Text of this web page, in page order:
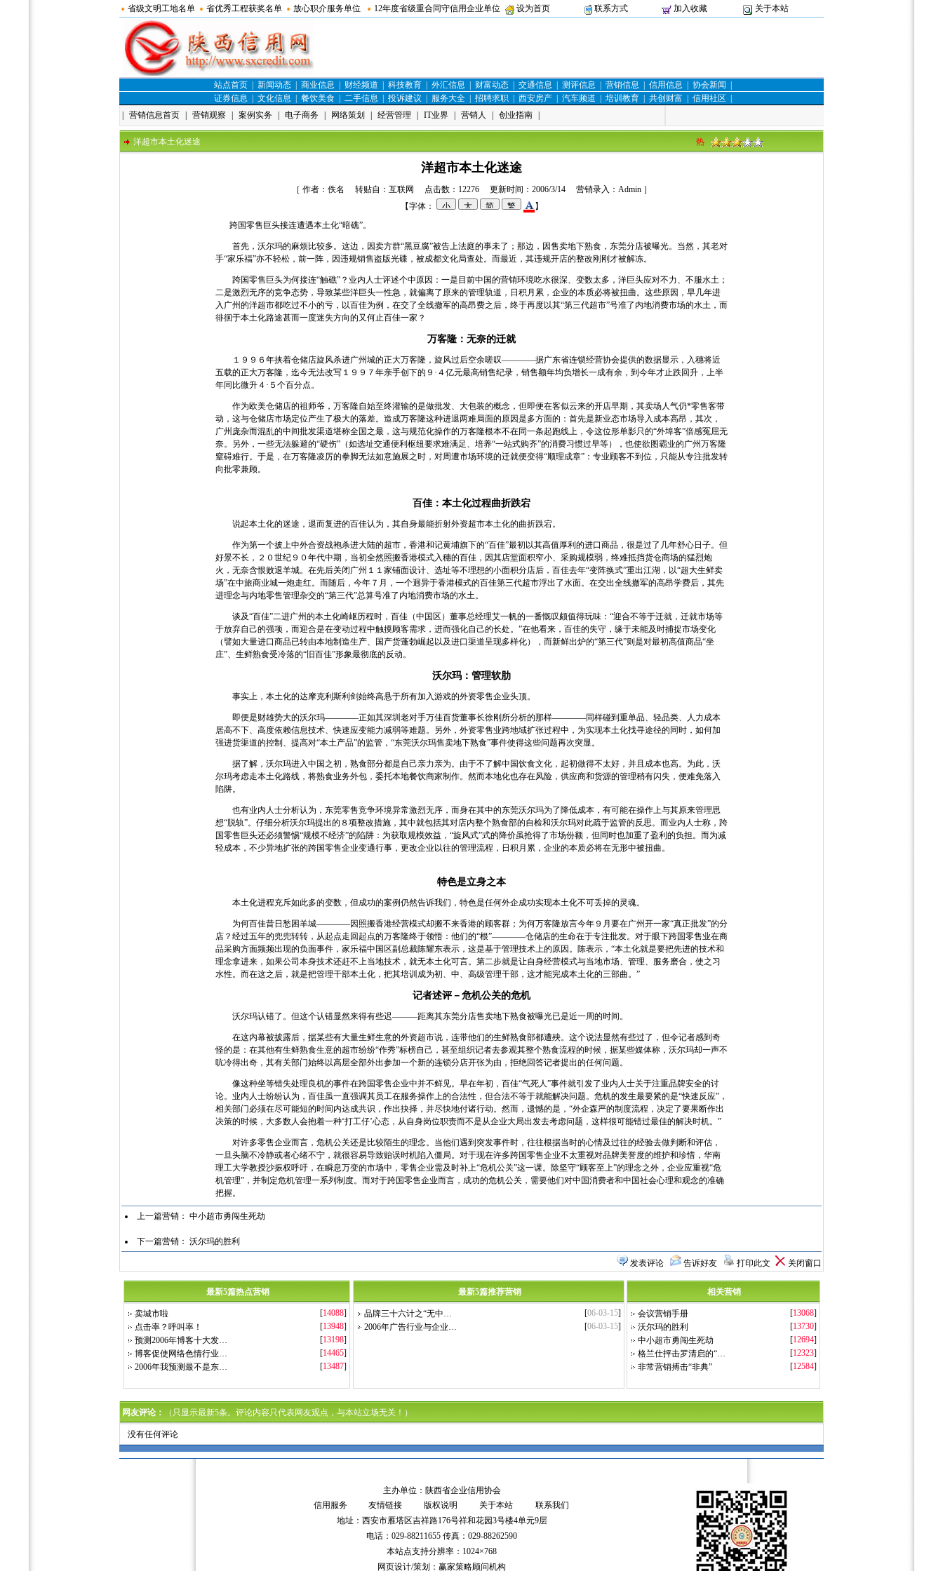
省级文明工地名单 省优秀工程获奖名单 放心职介服务单位 12年度省级重合同守信用企业单位 设为首页 联系方式 加入收藏 关于本站
站点首页 新闻动态 商业信息 财经频道 科技教育 外汇信息 财富动态 交通信息 测评信息 营销信息 信用信息 协会新闻
证券信息
文化信息 餐饮美食 二手信息 投诉建议 服务大全 招聘求职 西安房产 汽车频道 培训教育 共创财富 信用社区
营销信息首页 营销观察 案例实务 电子商务 网络策划 经营管理 IT业界 营销人 创业指南
洋超市本土化迷途 热
洋超市本土化迷途
［ 作者：佚名 转贴自：互联网 点击数：12276 更新时间：2006/3/14 营销录入： Admin］
【字体：
】
跨国零售巨头接连遭遇本土化“暗礁”。
首先，沃尔玛的麻烦比较多。这边，因卖方群“黑豆腐”被告上法庭的事未了；那边，因售卖地下熟食，东莞分店被曝光。当然，其老对
手“家乐福”亦不轻松，前一阵，因违规销售盗版光碟，被成都文化局查处。而最近，其违规开店的整改刚刚才被解冻。
跨国零售巨头为何接连“触礁”？业内人士评述个中原因：一是目前中国的营销环境吃水很深、变数太多，洋巨头应对不力、不服水土；
二是激烈无序的竞争态势，导致某些洋巨头一性急，就偏离了原来的管理轨道，日积月累，企业的本质必将被扭曲。这些原因，早几年进
入广州的洋超市都吃过不小的亏，以百佳为例，在交了全线撤军的高昂费之后，终于再度以其“第三代超市”号准了内地消费市场的水土，而
徘徊于本土化路途甚而一度迷失方向的又何止百佳一家？
万客隆：无奈的迁就
１９９６年挟着仓储店旋风杀进广州城的正大万客隆，旋风过后空余嗟叹————据广东省连锁经营协会提供的数据显示，入穗将近
五载的正大万客隆，迄今无法改写１９９７年亲手创下的９·４亿元最高销售纪录，销售额年均负增长一成有余，到今年才止跌回升，上半
年同比微升４·５个百分点。
作为欧美仓储店的祖师爷，万客隆自始至终灌输的是做批发、大包装的概念，但即便在客似云来的开店早期，其卖场人气仍*零售客带
动，这与仓储店市场定位产生了极大的落差。造成万客隆这种进退两难局面的原因是多方面的：首先是新业态市场导入成本高昂，其次，
广州庞杂而混乱的中间批发渠道堪称全国之最，这与规范化操作的万客隆根本不在同一条起跑线上，令这位形单影只的“外埠客”倍感冤屈无
奈。另外，一些无法躲避的“硬伤”（如选址交通便利枢纽要求难满足、培养“一站式购齐”的消费习惯过早等），也使欲图霸业的广州万客隆
窒碍难行。于是，在万客隆凌厉的拳脚无法如意施展之时，对周遭市场环境的迁就便变得“顺理成章”：专业顾客不到位，只能从专注批发转
向批零兼顾。
百佳：本土化过程曲折跌宕
说起本土化的迷途，退而复进的百佳认为，其自身最能折射外资超市本土化的曲折跌宕。
作为第一个披上中外合资战袍杀进大陆的超市，香港和记黄埔旗下的“百佳”最初以其高值厚利的进口商品，很是过了几年舒心日子。但
好景不长，２０世纪９０年代中期，当初全然照搬香港模式入穗的百佳，因其店堂面积窄小、采购规模弱，终难抵挡货仓商场的猛烈炮
火，无奈含恨败退羊城。在先后关闭广州１１家铺面设计、选址等不理想的小面积分店后，百佳去年“变阵换式”重出江湖，以“超大生鲜卖
场”在中旅商业城一炮走红。而随后，今年７月，一个迥异于香港模式的百佳第三代超市浮出了水面。在交出全线撤军的高昂学费后，其先
进理念与内地零售管理杂交的“第三代”总算号准了内地消费市场的水土。
谈及“百佳”二进广州的本土化崎岖历程时，百佳（中国区）董事总经理艾一帆的一番慨叹颇值得玩味：“迎合不等于迁就，迁就市场等
于放弃自己的强项，而迎合是在变动过程中触摸顾客需求，进而强化自己的长处。”在他看来，百佳的失守，缘于未能及时捕捉市场变化
（譬如大量进口商品已转由本地制造生产、国产货蓬勃崛起以及进口渠道呈现多样化），而新鲜出炉的“第三代”则是对最初高值商品“坐
庄”、生鲜熟食受冷落的“旧百佳”形象最彻底的反动。
沃尔玛：管理软肋
事实上，本土化的达摩克利斯利剑始终高悬于所有加入游戏的外资零售企业头顶。
即便是财雄势大的沃尔玛————正如其深圳老对手万佳百货董事长徐刚所分析的那样————同样碰到重单品、轻品类、人力成本
居高不下、高度依赖信息技术、快速应变能力减弱等难题。另外，外资零售业跨地域扩张过程中，为实现本土化找寻途径的同时，如何加
强进货渠道的控制、提高对“本土产品”的监管，“东莞沃尔玛售卖地下熟食”事件使得这些问题再次突显。
据了解，沃尔玛进入中国之初，熟食部分都是自己亲力亲为。由于不了解中国饮食文化，起初做得不太好，并且成本也高。为此，沃
尔玛考虑走本土化路线，将熟食业务外包，委托本地餐饮商家制作。然而本地化也存在风险，供应商和货源的管理稍有闪失，便难免落入
陷阱。
也有业内人士分析认为，东莞零售竞争环境异常激烈无序，而身在其中的东莞沃尔玛为了降低成本，有可能在操作上与其原来管理思
想“脱轨”。仔细分析沃尔玛提出的８项整改措施，其中就包括其对店内整个熟食部的自检和沃尔玛对此疏于监管的反思。而业内人士称，跨
国零售巨头还必须警惕“规模不经济”的陷阱：为获取规模效益，“旋风式”式的降价虽抢得了市场份额，但同时也加重了盈利的负担。而为减
轻成本，不少异地扩张的跨国零售企业变通行事，更改企业以往的管理流程，日积月累，企业的本质必将在无形中被扭曲。
特色是立身之本
本土化进程充斥如此多的变数，但成功的案例仍然告诉我们，特色是任何外企成功实现本土化不可丢掉的灵魂。
为何百佳昔日愁困羊城————因照搬香港经营模式却搬不来香港的顾客群；为何万客隆放言今年９月要在广州开一家“真正批发”的分
店？经过五年的兜兜转转，从起点走回起点的万客隆终于领悟：他们的“根”————仓储店的生命在于专注批发。对于眼下跨国零售业在商
品采购方面频频出现的负面事件，家乐福中国区副总裁陈耀东表示，这是基于管理技术上的原因。陈表示，“本土化就是要把先进的技术和
理念拿进来，如果公司本身技术还赶不上当地技术，就无本土化可言。第二步就是让自身经营模式与当地市场、管理、服务磨合，使之习
水性。而在这之后，就是把管理干部本土化，把其培训成为初、中、高级管理干部，这才能完成本土化的三部曲。”
记者述评－危机公关的危机
沃尔玛认错了。但这个认错显然来得有些迟———距离其东莞分店售卖地下熟食被曝光已是近一周的时间。
在这内幕被披露后，据某些有大量生鲜生意的外资超市说，连带他们的生鲜熟食部都遭殃。这个说法显然有些过了，但令记者感到奇
怪的是：在其他有生鲜熟食生意的超市纷纷“作秀”标榜自己，甚至组织记者去参观其整个熟食流程的时候，据某些媒体称，沃尔玛却一声不
吭冷得出奇，其有关部门始终以高层全部外出参加一个新的连锁分店开张为由，拒绝回答记者提出的任何问题。
像这种坐等错失处理良机的事件在跨国零售企业中并不鲜见。早在年初，百佳“气死人”事件就引发了业内人士关于注重品牌安全的讨
论。业内人士纷纷认为，百佳虽一直强调其员工在服务操作上的合法性，但合法不等于就能解决问题。危机的发生最要紧的是“快速反应”，
相关部门必须在尽可能短的时间内达成共识，作出抉择，并尽快地付诸行动。然而，遗憾的是，“外企森严的制度流程，决定了要果断作出
决策的时候，大多数人会抱着一种‘打工仔’心态，从自身岗位职责而不是从企业大局出发去考虑问题，这样很可能错过最佳的解决时机。”
对许多零售企业而言，危机公关还是比较陌生的理念。当他们遇到突发事件时，往往根据当时的心情及过往的经验去做判断和评估，
一旦头脑不冷静或者心绪不宁，就很容易导致贻误时机陷入僵局。对于现在许多跨国零售企业不太重视对品牌美誉度的维护和珍惜，华南
理工大学教授沙振权呼吁，在瞬息万变的市场中，零售企业需及时补上“危机公关”这一课。除坚守“顾客至上”的理念之外，企业应重视“危
机管理”，并制定危机管理一系列制度。而对于跨国零售企业而言，成功的危机公关，需要他们对中国消费者和中国社会心理和观念的准确
把握。
上一篇营销： 中小超市勇闯生死劫
下一篇营销： 沃尔玛的胜利
发表评论 告诉好友 打印此文 关闭窗口
最新5篇热点营销
卖城市啦 [14088]
点击率？呼叫率！
[13948]
预测2006年博客十大发…
[13198]
博客促使网络色情行业…
[14465]
2006年我预测最不是东…
[13487]
最新5篇推荐营销
品牌三十六计之“无中… [06-03-15]
2006年广告行业与企业…
[06-03-15]
相关营销
会议营销手册 [13068]
沃尔玛的胜利
[13730]
中小超市勇闯生死劫
[12694]
格兰仕抨击罗清启的“…
[12323]
非常营销搏击“非典”
[12584]
网友评论： （只显示最新5条。评论内容只代表网友观点，与本站立场无关！）
没有任何评论
主办单位：陕西省企业信用协会
信用服务
友情链接 版权说明 关于本站
联系我们
地址：西安市雁塔区吉祥路176号祥和花园3号楼4单元9层
电话：029-88211655 传真：029-88262590
本站点支持分辨率：1024×768
网页设计/策划：赢家策略顾问机构